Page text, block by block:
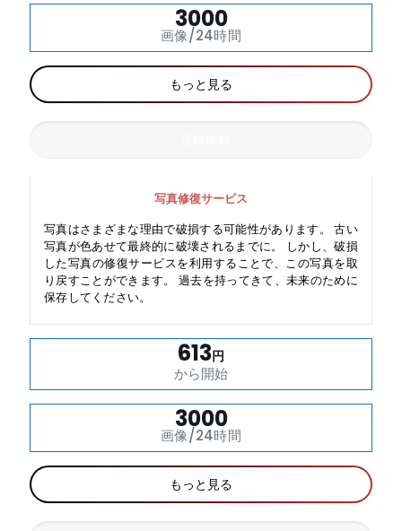
3000
画像/24時間
もっと見る
写真修復サービス
写真はさまざまな理由で破損する可能性があります。 古い
写真が色あせて最終的に破壊されるまでに。 しかし、破損
した写真の修復サービスを利用することで、この写真を取
り戻すことができます。 過去を持ってきて、未来のために
保存してください。
613円
から開始
3000
画像/24時間
もっと見る